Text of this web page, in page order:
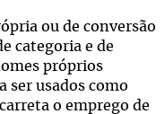
ou de conversão
categoria e de
próprios
ser usados como
o emprego de